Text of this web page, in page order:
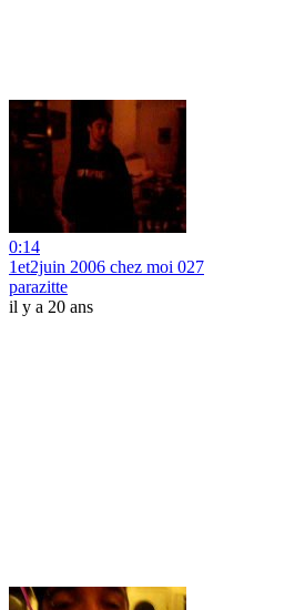
0:14
1et2juin 2006 chez moi 027
parazitte
il y a 20 ans